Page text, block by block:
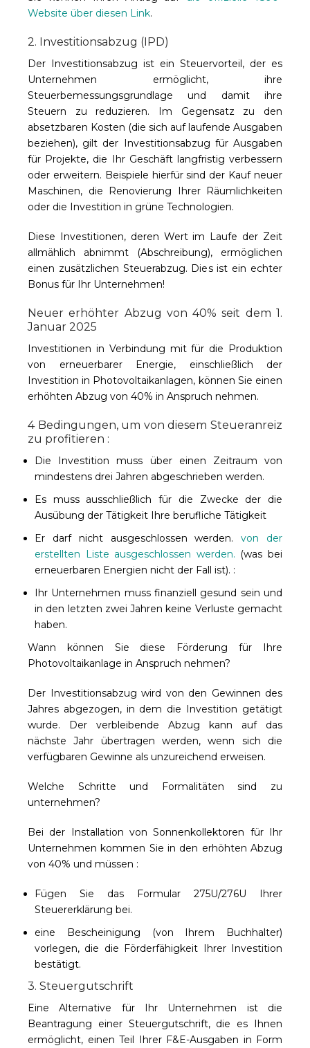
Website über diesen Link.
2. Investitionsabzug (IPD)
Der Investitionsabzug ist ein Steuervorteil, der es
Unternehmen ermöglicht, ihre
Steuerbemessungsgrundlage und damit ihre
Steuern zu reduzieren. Im Gegensatz zu den
absetzbaren Kosten (die sich auf laufende Ausgaben
beziehen), gilt der Investitionsabzug für Ausgaben
für Projekte, die Ihr Geschäft langfristig verbessern
oder erweitern. Beispiele hierfür sind der Kauf neuer
Maschinen, die Renovierung Ihrer Räumlichkeiten
oder die Investition in grüne Technologien.
Diese Investitionen, deren Wert im Laufe der Zeit
allmählich abnimmt (Abschreibung), ermöglichen
einen zusätzlichen Steuerabzug. Dies ist ein echter
Bonus für Ihr Unternehmen!
Neuer erhöhter Abzug von 40% seit dem 1.
Januar 2025
Investitionen in Verbindung mitfür die Produktion
von erneuerbarer Energie, einschließlich der
Investition in Photovoltaikanlagen, können Sie einen
erhöhten Abzug von 40% in Anspruch nehmen.
4 Bedingungen, um von diesem Steueranreiz
zu profitieren :
Die Investition muss über einen Zeitraum von
mindestens drei Jahren abgeschrieben werden.
Es muss ausschließlich für die Zwecke der die
Ausübung der Tätigkeit Ihre berufliche Tätigkeit
Er darf nicht ausgeschlossen werden.von der
erstellten Liste ausgeschlossen werden. (was bei
erneuerbaren Energien nicht der Fall ist). :
Ihr Unternehmen muss finanziell gesund sein und
in den letzten zwei Jahren keine Verluste gemacht
haben.
Wann können Sie diese Förderung für Ihre
Photovoltaikanlage in Anspruch nehmen?
Der Investitionsabzug wird von den Gewinnen des
Jahres abgezogen, in dem die Investition getätigt
wurde. Der verbleibende Abzug kann auf das
nächste Jahr übertragen werden, wenn sich die
verfügbaren Gewinne als unzureichend erweisen.
Welche Schritte und Formalitäten sind zu
unternehmen?
Bei der Installation von Sonnenkollektoren für Ihr
Unternehmen kommen Sie in den erhöhten Abzug
von 40% und müssen :
Fügen Sie das Formular 275U/276U Ihrer
Steuererklärung bei.
eine Bescheinigung (von Ihrem Buchhalter)
vorlegen, die die Förderfähigkeit Ihrer Investition
bestätigt.
3. Steuergutschrift
Eine Alternative für Ihr Unternehmen ist die
Beantragung einer Steuergutschrift, die es Ihnen
ermöglicht, einen Teil Ihrer F&E-Ausgaben in Form